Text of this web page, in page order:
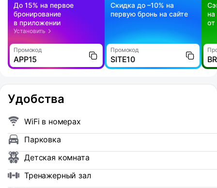
До 15% на первое
бронирование
в приложении
Установить
Промокод
APP15
Скидка до –10% на
первую бронь на сайте
Промокод
SITE10
на
Удобства
WiFi в номерах
Парковка
Детская комната
Тренажерный зал